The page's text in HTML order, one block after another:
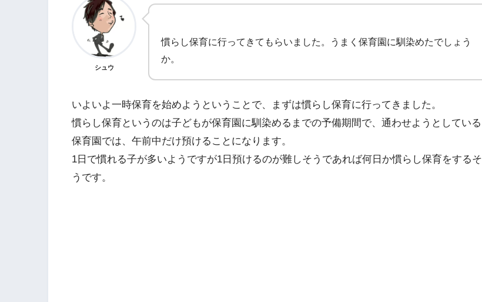
シュウ
慣らし保育に行ってきてもらいました。うまく保育園に馴染めたでしょう
か。
いよいよ一時保育を始めようということで、まずは慣らし保育に行ってきました。
慣らし保育というのは子どもが保育園に馴染めるまでの予備期間で、通わせようとしている
保育園では、午前中だけ預けることになります。
1日で慣れる子が多いようですが1日預けるのが難しそうであれば何日か慣らし保育をするそ
うです。